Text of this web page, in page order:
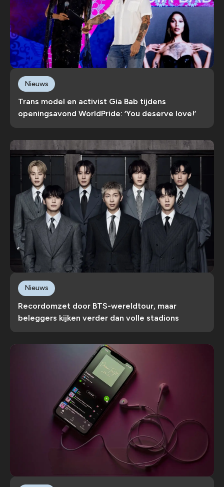
Trans model en activist Gia Bab tijdens
openingsavond WorldPride: ‘You deserve love!’
Nieuws
Recordomzet door BTS-wereldtour, maar
beleggers kijken verder dan volle stadions
Nieuws